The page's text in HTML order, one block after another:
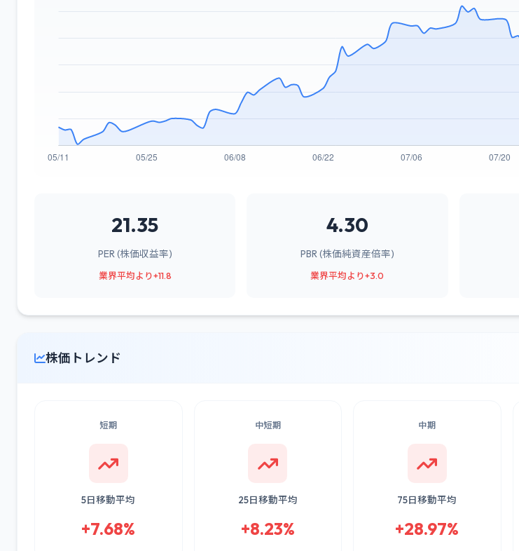
21.35
PER (株価収益率)
業界平均より+11.8
4.30
PBR (株価純資産倍率)
業界平均より+3.0
株価トレンド
短期
5日移動平均
+7.68%
中短期
25日移動平均
+8.23%
中期
75日移動平均
+28.97%